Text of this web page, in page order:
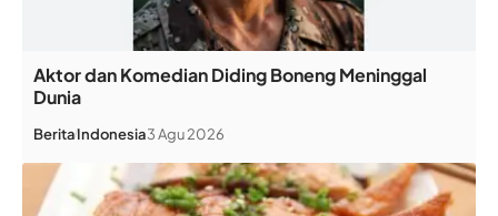
Aktor dan Komedian Diding Boneng Meninggal
Dunia
BeritaIndonesia3 Agu 2026